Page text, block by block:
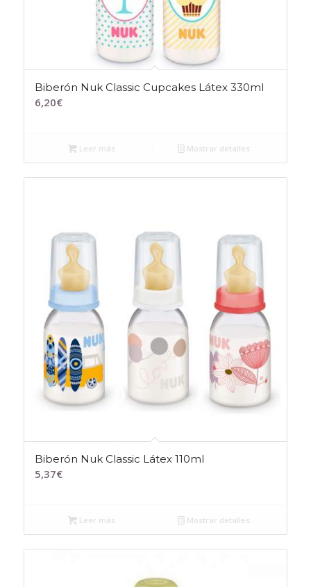
Biberón Nuk Classic Cupcakes Látex 330ml
6,20€
Leer más Mostrar detalles
Biberón Nuk Classic Látex 110ml
5,37€
Leer más Mostrar detalles